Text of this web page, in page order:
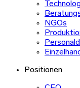
NGOs
Positionen